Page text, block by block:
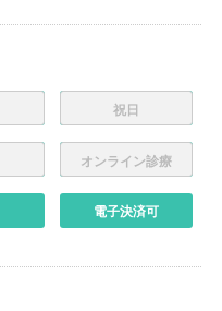
祝日
オンライン診療
電子決済可